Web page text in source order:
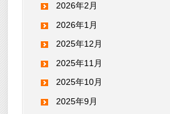
2026年2月
2026年1月
2025年12月
2025年11月
2025年10月
2025年9月